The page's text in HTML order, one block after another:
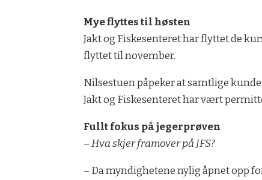
Mye flyttes til høsten
Jakt og Fiskesenteret har flyttet de
flyttet til november.
Nilsestuen påpeker at samtlige
Jakt og Fiskesenteret har vært
Fullt fokus på jegerprøven
– Hva skjer framover på JFS?
– Da myndighetene nylig åpnet opp